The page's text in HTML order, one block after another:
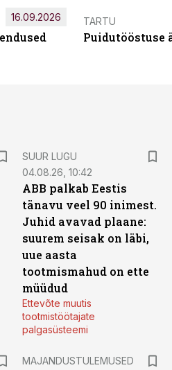
16.09.2026 TARTU
Puidutööstuse
SUUR LUGU
04.08.26, 10:42
ABB palkab Eestis
tänavu veel 90 inimest.
Juhid avavad plaane:
suurem seisak on läbi,
uue aasta
tootmismahud on ette
müüdud
Ettevõte muutis
tootmistöötajate
palgasüsteemi
MAJANDUSTULEMUSED